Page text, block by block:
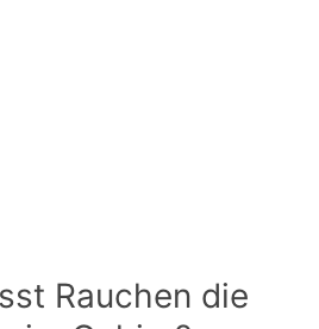
Rauchen die